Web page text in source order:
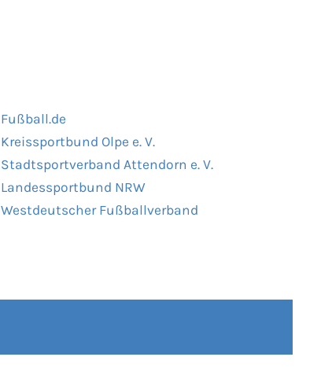
Fußball.de
Kreissportbund Olpe e. V.
Stadtsportverband Attendorn e. V.
Landessportbund NRW
Westdeutscher Fußballverband